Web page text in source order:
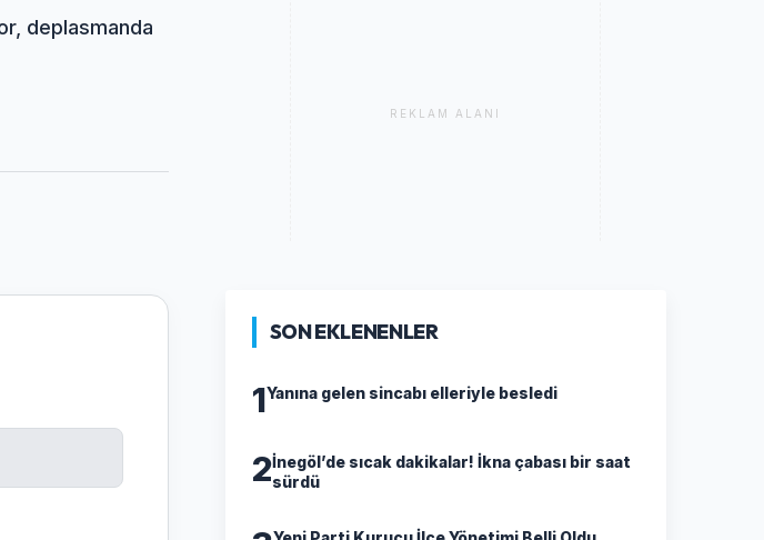
deplasmanda
REKLAM ALANI
SON EKLENENLER
1Yanına gelen sincabı elleriyle besledi
2İnegöl’de sıcak dakikalar! İkna çabası bir saat
sürdü